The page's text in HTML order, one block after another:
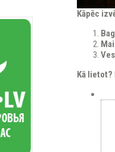
Kāpēc
Kā lietot?